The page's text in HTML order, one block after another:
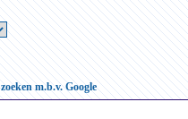
m.b.v. Google